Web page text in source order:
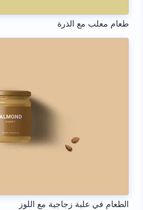
طعام معلب مع الذرة
الطعام في علبة زجاجية مع اللوز